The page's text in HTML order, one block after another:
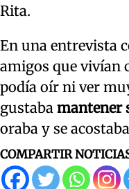
Rita.
En una entrevista
amigos que vivían
podía oír ni ver
gustaba mantener
oraba y se
COMPARTIR